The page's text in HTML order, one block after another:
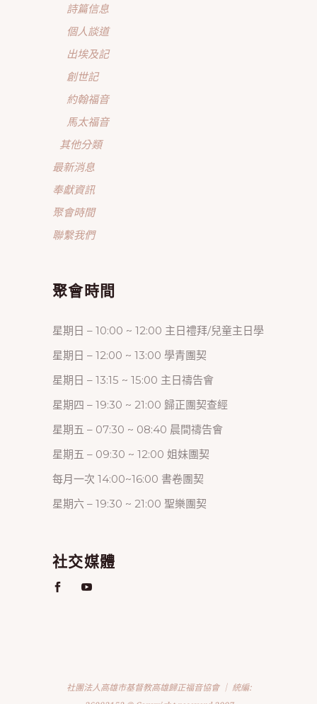
詩篇信息
個人談道
出埃及記
創世記
約翰福音
馬太福音
其他分類
最新消息
奉獻資訊
聚會時間
聯繫我們
聚會時間
星期日 – 10:00 ~ 12:00 主日禮拜/兒童主日學
星期日 – 12:00 ~ 13:00 學青團契
星期日 – 13:15 ~ 15:00 主日禱告會
星期四 – 19:30 ~ 21:00 歸正團契查經
星期五 – 07:30 ~ 08:40 晨間禱告會
星期五 – 09:30 ~ 12:00 姐妹團契
每月一次 14:00~16:00 書卷團契
星期六 – 19:30 ~ 21:00 聖樂團契
社交媒體
社團法人高雄市基督教高雄歸正福音協會 ｜ 統編: